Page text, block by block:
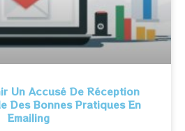
Un Accusé De Réception
Des Bonnes Pratiques En
Emailing